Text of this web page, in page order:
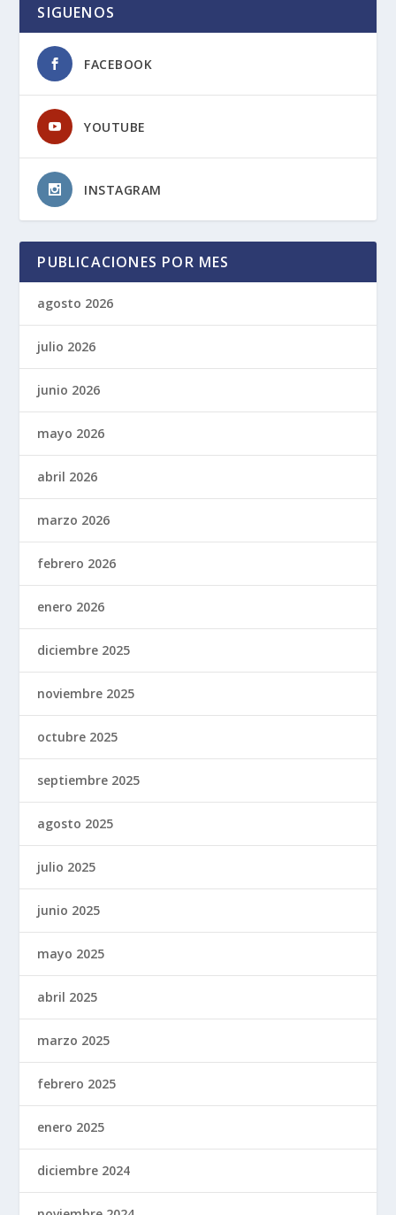
SIGUENOS
FACEBOOK
YOUTUBE
INSTAGRAM
PUBLICACIONES POR MES
agosto 2026
julio 2026
junio 2026
mayo 2026
abril 2026
marzo 2026
febrero 2026
enero 2026
diciembre 2025
noviembre 2025
octubre 2025
septiembre 2025
agosto 2025
julio 2025
junio 2025
mayo 2025
abril 2025
marzo 2025
febrero 2025
enero 2025
diciembre 2024